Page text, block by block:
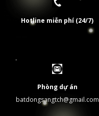
Hotline miễn phí (24/7)
Phòng dự án
batdongsangtch@gmail.com